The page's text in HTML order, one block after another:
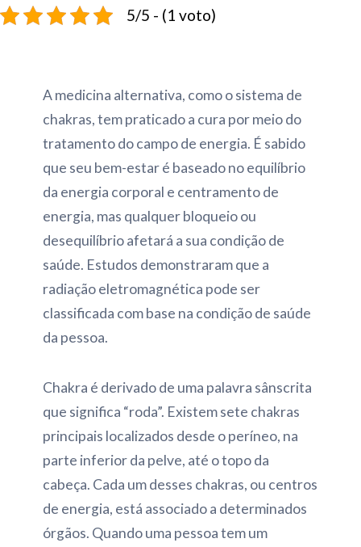
5/5 - (1 voto)
A medicina alternativa, como o sistema de
chakras, tem praticado a cura por meio do
tratamento do campo de energia. É sabido
que seu bem-estar é baseado no equilíbrio
da energia corporal e centramento de
energia, mas qualquer bloqueio ou
desequilíbrio afetará a sua condição de
saúde. Estudos demonstraram que a
radiação eletromagnética pode ser
classificada com base na condição de saúde
da pessoa.
Chakra é derivado de uma palavra sânscrita
que significa “roda”. Existem sete chakras
principais localizados desde o períneo, na
parte inferior da pelve, até o topo da
cabeça. Cada um desses chakras, ou centros
de energia, está associado a determinados
órgãos. Quando uma pessoa tem um